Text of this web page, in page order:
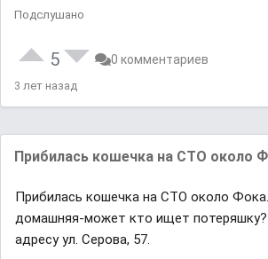
Подслушано
5 0 комментариев
3 лет назад
Прибилась кошечка на СТО около
Прибилась кошечка на СТО около
домашняя-может кто ищет
адресу ул. Серова, 57.